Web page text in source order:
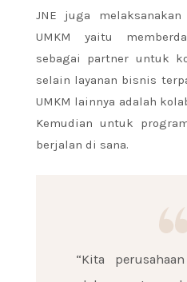
JNE juga
UMKM yaitu
sebagai partner untuk
selain layanan bisnis
UMKM lainnya adalah
Kemudian untuk
berjalan di sana.
“Kita